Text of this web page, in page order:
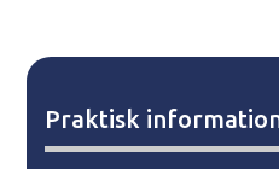
Praktisk